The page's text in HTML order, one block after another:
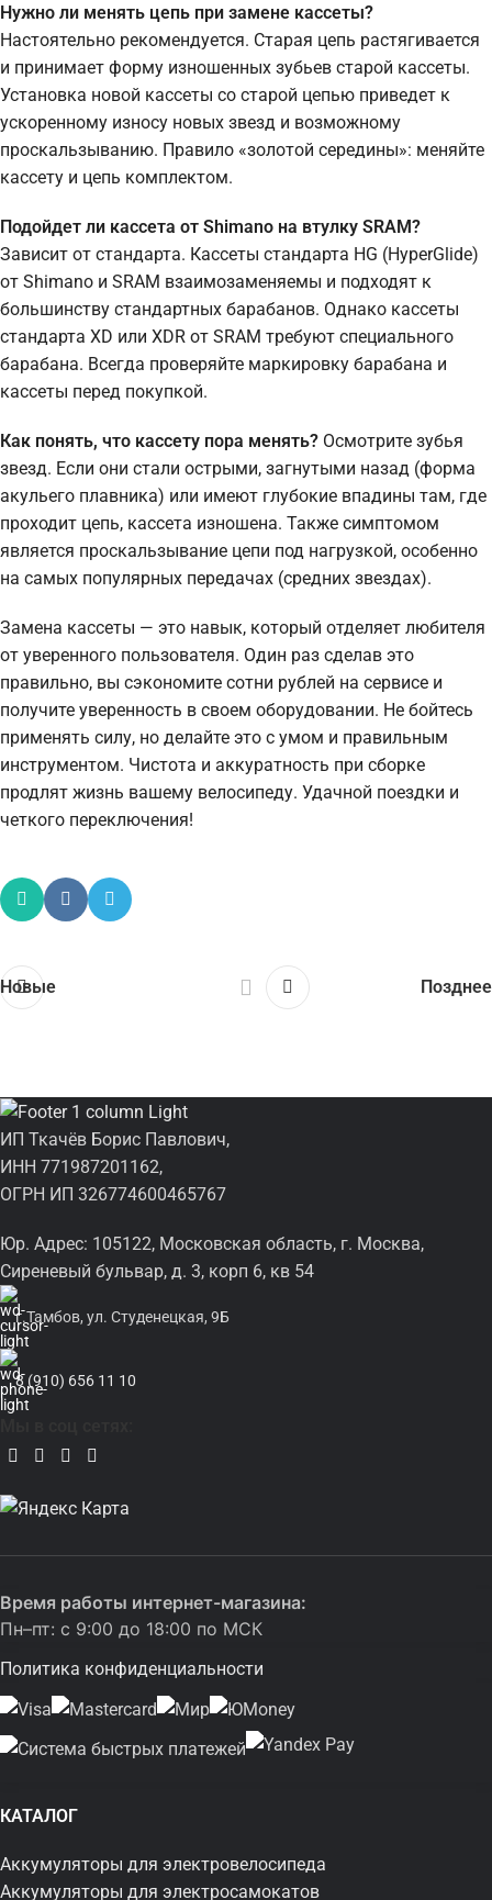
Нужно ли менять цепь при замене кассеты?
Настоятельно рекомендуется. Старая цепь растягивается
и принимает форму изношенных зубьев старой кассеты.
Установка новой кассеты со старой цепью приведет к
ускоренному износу новых звезд и возможному
проскальзыванию. Правило «золотой середины»: меняйте
кассету и цепь комплектом.
Подойдет ли кассета от Shimano на втулку SRAM?
Зависит от стандарта. Кассеты стандарта HG (HyperGlide)
от Shimano и SRAM взаимозаменяемы и подходят к
большинству стандартных барабанов. Однако кассеты
стандарта XD или XDR от SRAM требуют специального
барабана. Всегда проверяйте маркировку барабана и
кассеты перед покупкой.
Как понять, что кассету пора менять? Осмотрите зубья
звезд. Если они стали острыми, загнутыми назад (форма
акульего плавника) или имеют глубокие впадины там, где
проходит цепь, кассета изношена. Также симптомом
является проскальзывание цепи под нагрузкой, особенно
на самых популярных передачах (средних звездах).
Замена кассеты — это навык, который отделяет любителя
от уверенного пользователя. Один раз сделав это
правильно, вы сэкономите сотни рублей на сервисе и
получите уверенность в своем оборудовании. Не бойтесь
применять силу, но делайте это с умом и правильным
инструментом. Чистота и аккуратность при сборке
продлят жизнь вашему велосипеду. Удачной поездки и
четкого переключения!
Новые Позднее
ИП Ткачёв Борис Павлович,
ИНН 771987201162,
ОГРН ИП 326774600465767
Юр. Адрес: 105122, Московская область, г. Москва,
Сиреневый бульвар, д. 3, корп 6, кв 54
г.Тамбов, ул. Студенецкая, 9Б
8 (910) 656 11 10
Время работы интернет-магазина:
Пн–пт: с 9:00 до 18:00 по МСК
Политика конфиденциальности
КАТАЛОГ
Аккумуляторы для электровелосипеда
Аккумуляторы для электросамокатов